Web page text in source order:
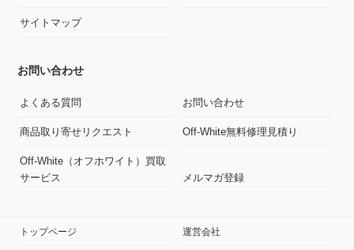
サイトマップ
お問い合わせ
よくある質問 お問い合わせ
商品取り寄せリクエスト Off-White無料修理見積り
Off-White（オフホワイト）買取
サービス
メルマガ登録
トップページ 運営会社